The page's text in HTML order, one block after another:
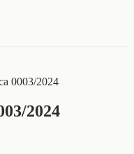
0003/2024
2024